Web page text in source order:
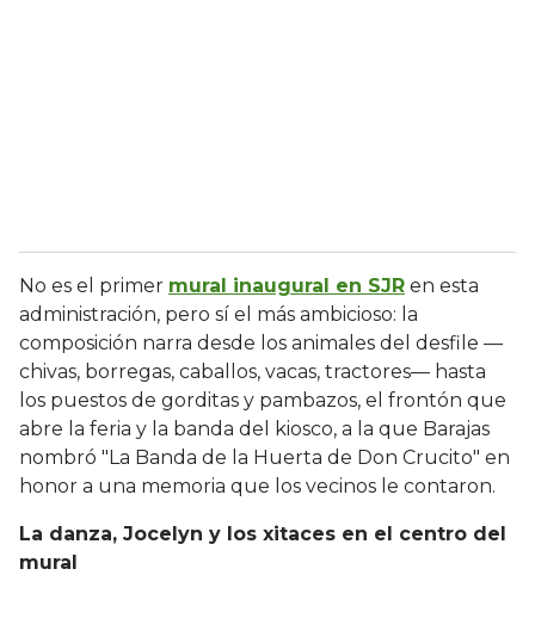
No es el primer mural inaugural en SJR en esta
administración, pero sí el más ambicioso: la
composición narra desde los animales del desfile —
chivas, borregas, caballos, vacas, tractores— hasta
los puestos de gorditas y pambazos, el frontón que
abre la feria y la banda del kiosco, a la que Barajas
nombró "La Banda de la Huerta de Don Crucito" en
honor a una memoria que los vecinos le contaron.
La danza, Jocelyn y los xitaces en el centro del
mural